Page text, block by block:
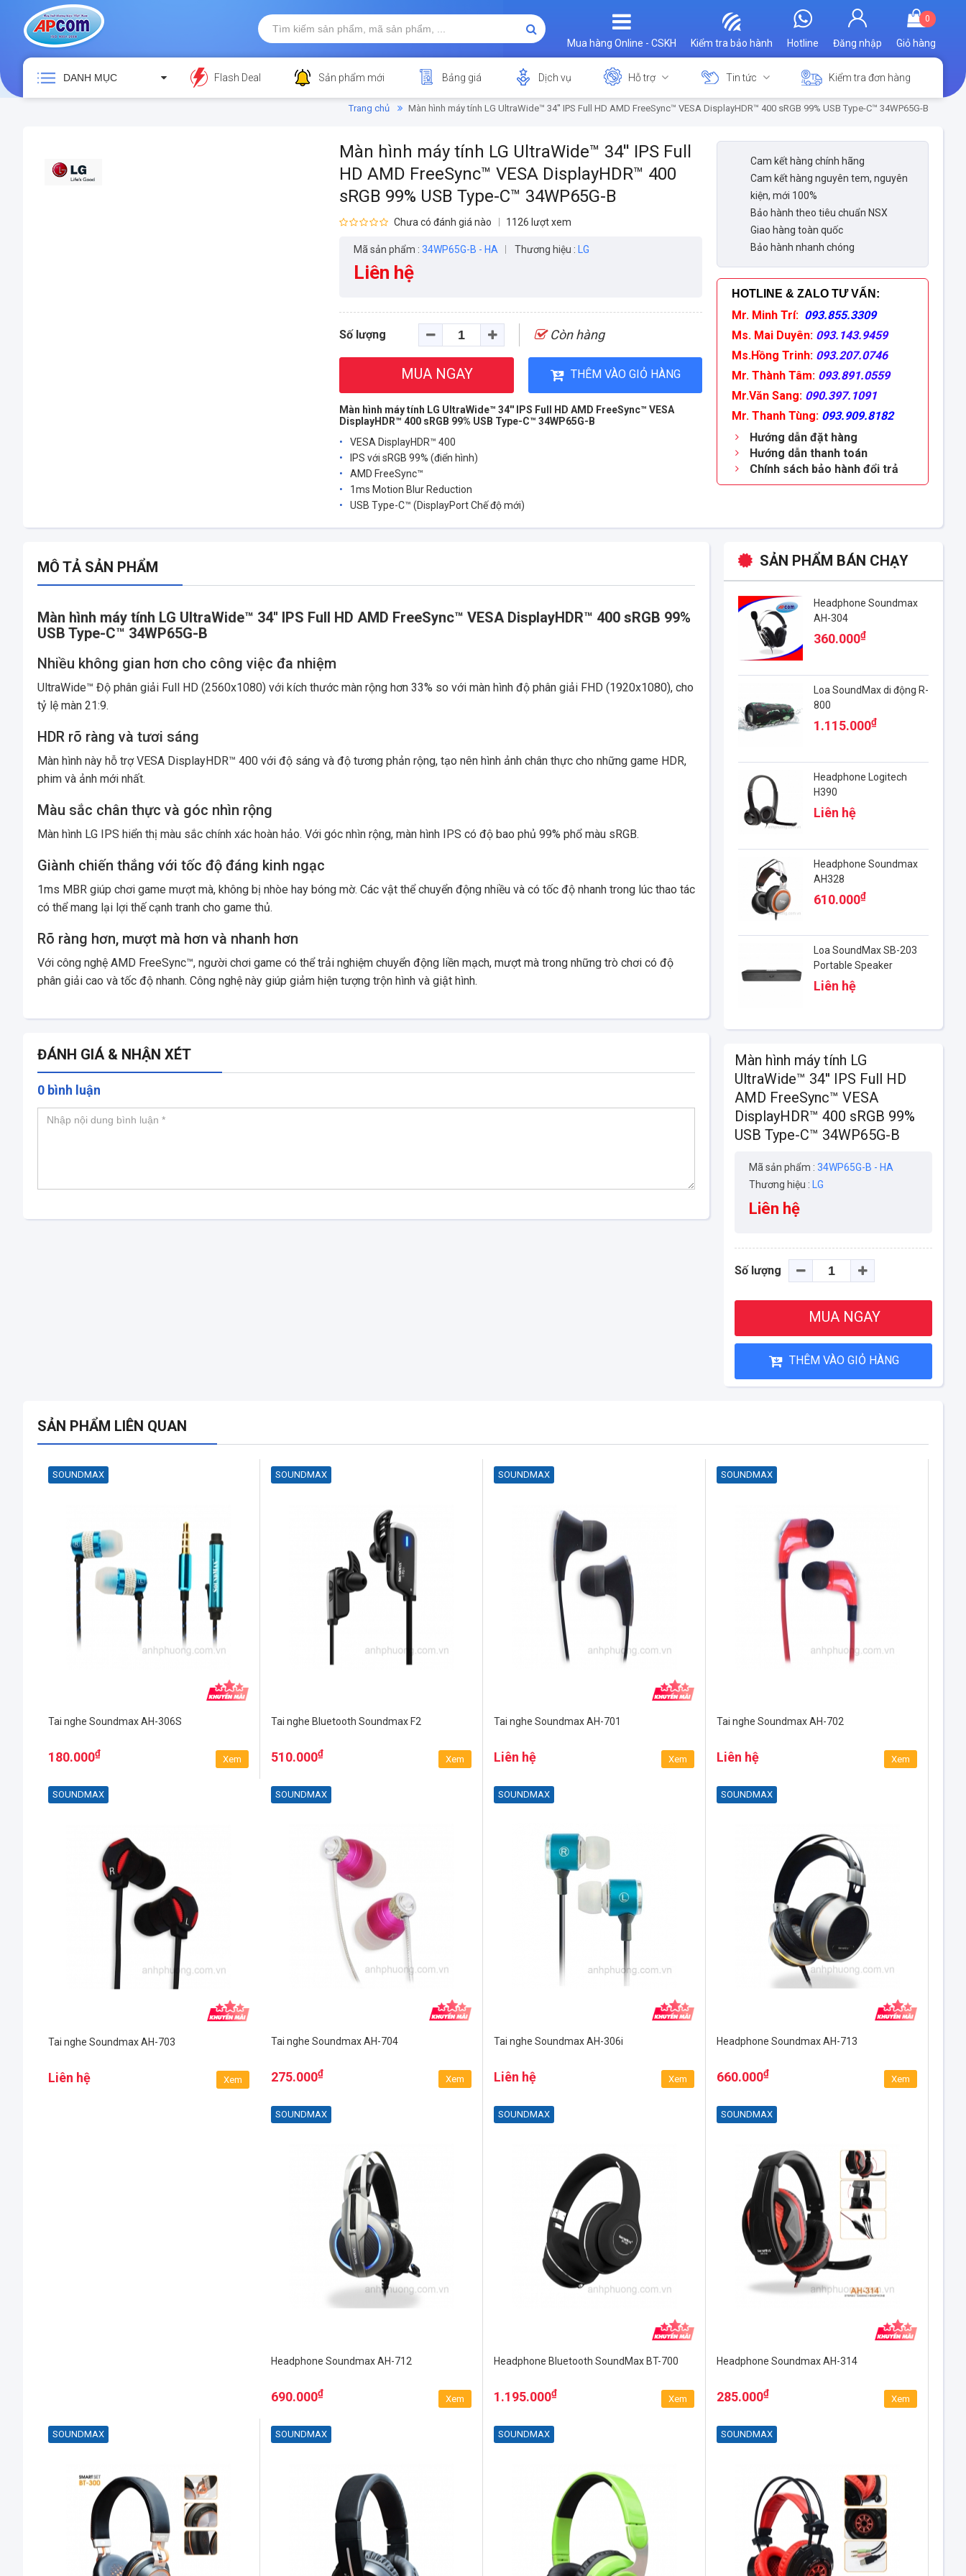
0
Giỏ hàng
Đăng nhập
Hotline
Kiểm tra bảo hành
Mua hàng Online - CSKH
DANH MỤC Flash Deal Sản phẩm mới Bảng giá Dịch vụ Hỗ trợ Tin tức Kiểm tra đơn hàng
Trang chủ Màn hình máy tính LG UltraWide™ 34'' IPS Full HD AMD FreeSync™ VESA DisplayHDR™ 400 sRGB 99% USB Type-C™ 34WP65G-B
Màn hình máy tính LG UltraWide™ 34'' IPS Full
HD AMD FreeSync™ VESA DisplayHDR™ 400
sRGB 99% USB Type-C™ 34WP65G-B
Chưa có đánh giá nào 1126 lượt xem
Mã sản phẩm : 34WP65G-B - HA Thương hiệu : LG
Liên hệ
Số lượng Còn hàng
MUA NGAY THÊM VÀO GIỎ HÀNG
Màn hình máy tính LG UltraWide™ 34'' IPS Full HD AMD FreeSync™ VESA
DisplayHDR™ 400 sRGB 99% USB Type-C™ 34WP65G-B
VESA DisplayHDR™ 400
IPS với sRGB 99% (điển hình)
AMD FreeSync™
1ms Motion Blur Reduction
USB Type-C™ (DisplayPort Chế độ mới)
Cam kết hàng chính hãng
Cam kết hàng nguyên tem, nguyên
kiện, mới 100%
Bảo hành theo tiêu chuẩn NSX
Giao hàng toàn quốc
Bảo hành nhanh chóng
HOTLINE & ZALO TƯ VẤN :
Mr. Minh Trí: 093.855.3309
Ms. Mai Duyên: 093.143.9459
Ms.Hồng Trinh: 093.207.0746
Mr. Thành Tâm: 093.891.0559
Mr.Văn Sang: 090.397.1091
Mr. Thanh Tùng: 093.909.8182
Hướng dẫn đặt hàng
Hướng dẫn thanh toán
Chính sách bảo hành đổi trả
MÔ TẢ SẢN PHẨM
Màn hình máy tính LG UltraWide™ 34'' IPS Full HD AMD FreeSync™ VESA DisplayHDR™ 400 sRGB 99%
USB Type-C™ 34WP65G-B
Nhiều không gian hơn cho công việc đa nhiệm
UltraWide™ Độ phân giải Full HD (2560x1080) với kích thước màn rộng hơn 33% so với màn hình độ phân giải FHD (1920x1080), cho
tỷ lệ màn 21:9.
HDR rõ ràng và tươi sáng
Màn hình này hỗ trợ VESA DisplayHDR™ 400 với độ sáng và độ tương phản rộng, tạo nên hình ảnh chân thực cho những game HDR,
phim và ảnh mới nhất.
Màu sắc chân thực và góc nhìn rộng
Màn hình LG IPS hiển thị màu sắc chính xác hoàn hảo. Với góc nhìn rộng, màn hình IPS có độ bao phủ 99% phổ màu sRGB.
Giành chiến thắng với tốc độ đáng kinh ngạc
1ms MBR giúp chơi game mượt mà, không bị nhòe hay bóng mờ. Các vật thể chuyển động nhiều và có tốc độ nhanh trong lúc thao tác
có thể mang lại lợi thế cạnh tranh cho game thủ.
Rõ ràng hơn, mượt mà hơn và nhanh hơn
Với công nghệ AMD FreeSync™, người chơi game có thể trải nghiệm chuyển động liền mạch, mượt mà trong những trò chơi có độ
phân giải cao và tốc độ nhanh. Công nghệ này giúp giảm hiện tượng trộn hình và giật hình.
ĐÁNH GIÁ & NHẬN XÉT
0 bình luận
SẢN PHẨM BÁN CHẠY
Headphone Soundmax
AH-304
360.000₫
Loa SoundMax di động R-
800
1.115.000₫
Headphone Logitech
H390
Liên hệ
Headphone Soundmax
AH328
610.000₫
Loa SoundMax SB-203
Portable Speaker
System
Liên hệ
Màn hình máy tính LG
UltraWide™ 34'' IPS Full HD
AMD FreeSync™ VESA
DisplayHDR™ 400 sRGB 99%
USB Type-C™ 34WP65G-B
Mã sản phẩm : 34WP65G-B - HA
Thương hiệu :
LG
Liên hệ
Số lượng
MUA NGAY
THÊM VÀO GIỎ HÀNG
SẢN PHẨM LIÊN QUAN
SOUNDMAX
Tai nghe Soundmax AH-306S
180.000₫
Xem
SOUNDMAX
Tai nghe Bluetooth Soundmax F2
510.000₫
Xem
SOUNDMAX
Tai nghe Soundmax AH-701
Liên hệ Xem
SOUNDMAX
Tai nghe Soundmax AH-702
Liên hệ Xem
SOUNDMAX
Tai nghe Soundmax AH-703
Liên hệ Xem
SOUNDMAX
Tai nghe Soundmax AH-704
275.000₫
Xem
SOUNDMAX
Tai nghe Soundmax AH-306i
Liên hệ Xem
SOUNDMAX
Headphone Soundmax AH-713
660.000₫
Xem
SOUNDMAX
Headphone Soundmax AH-712
690.000₫
Xem
SOUNDMAX
Headphone Bluetooth SoundMax BT-700
1.195.000₫
Xem
SOUNDMAX
Headphone Soundmax AH-314
285.000₫
Xem
SOUNDMAX SOUNDMAX SOUNDMAX SOUNDMAX